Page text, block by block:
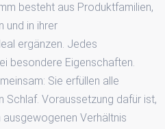
besteht aus Produktfamilien,
und in ihrer
ergänzen. Jedes
besondere Eigenschaften.
Sie erfüllen alle
Schlaf. Voraussetzung dafür ist,
Verhältnis